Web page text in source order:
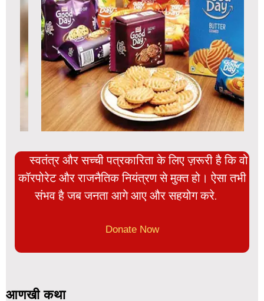
स्वतंत्र और सच्ची पत्रकारिता के लिए ज़रूरी है कि वो
कॉरपोरेट और राजनैतिक नियंत्रण से मुक्त हो। ऐसा तभी
संभव है जब जनता आगे आए और सहयोग करे.
Donate Now
आणखी कथा